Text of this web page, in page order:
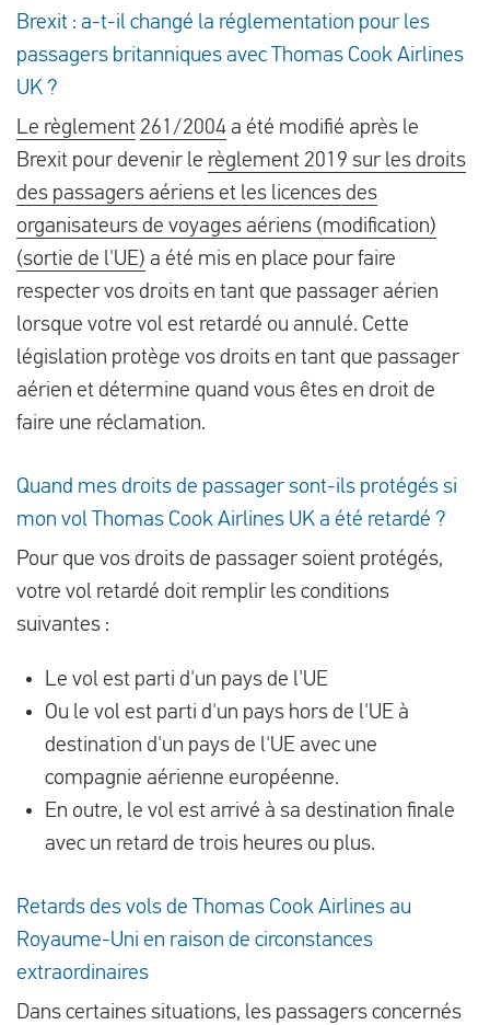
Brexit : a-t-il changé la réglementation pour les
passagers britanniques avec Thomas Cook Airlines
UK ?
Le règlement 261/2004 a été modifié après le
Brexit pour devenir le règlement 2019 sur les droits
des passagers aériens et les licences des
organisateurs de voyages aériens (modification)
(sortie de l'UE) a été mis en place pour faire
respecter vos droits en tant que passager aérien
lorsque votre vol est retardé ou annulé. Cette
législation protège vos droits en tant que passager
aérien et détermine quand vous êtes en droit de
faire une réclamation.
Quand mes droits de passager sont-ils protégés si
mon vol Thomas Cook Airlines UK a été retardé ?
Pour que vos droits de passager soient protégés,
votre vol retardé doit remplir les conditions
suivantes :
Le vol est parti d'un pays de l'UE
Ou le vol est parti d'un pays hors de l'UE à
destination d'un pays de l'UE avec une
compagnie aérienne européenne.
En outre, le vol est arrivé à sa destination finale
avec un retard de trois heures ou plus.
Retards des vols de Thomas Cook Airlines au
Royaume-Uni en raison de circonstances
extraordinaires
Dans certaines situations, les passagers concernés